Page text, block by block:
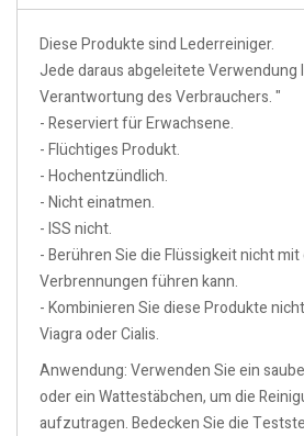
Diese Produkte sind Lederreiniger.
Jede daraus abgeleitete Verwendung
Verantwortung des Verbrauchers. "
- Reserviert für Erwachsene.
- Flüchtiges Produkt.
- Hochentzündlich.
- Nicht einatmen.
- ISS nicht.
- Berühren Sie die Flüssigkeit nicht
Verbrennungen führen kann.
- Kombinieren Sie diese Produkte
Viagra oder Cialis.
Anwendung: Verwenden Sie ein
oder ein Wattestäbchen, um die
aufzutragen. Bedecken Sie die